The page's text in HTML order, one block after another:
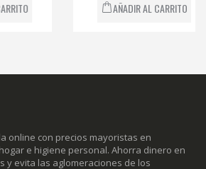
AÑADIR AL CARRITO
online con precios mayoristas en
e higiene personal. Ahorra dinero en
y evita las aglomeraciones de los